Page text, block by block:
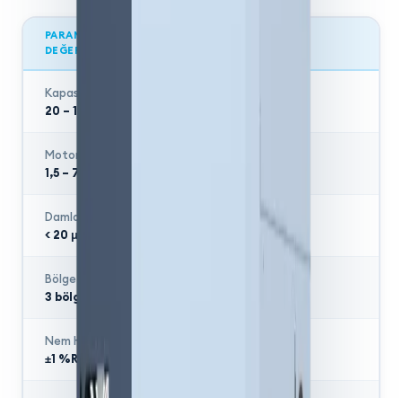
PARAMETRE
DEĞER
Kapasite
20 – 100 kg/sa
Motor Gücü
1,5 – 7,5 kW
Damlacık Boyutu
< 20 μm
Bölge
3 bölgeye kadar
Nem Hassasiyeti
±1 %RH